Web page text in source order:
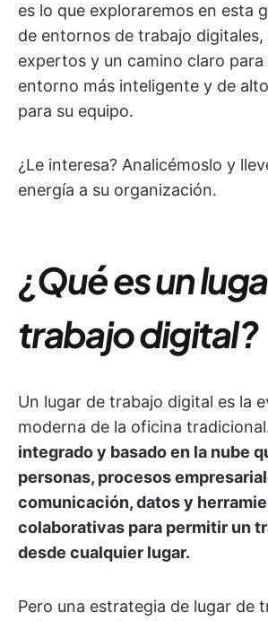
es lo que exploraremos en esta
de entornos de trabajo digitales,
expertos y un camino claro para
entorno más inteligente y de
para su equipo.
¿Le interesa? Analicémoslo y
energía a su organización.
¿Qué es un
trabajo digital?
Un lugar de trabajo digital es la
moderna de la oficina
integrado y basado en la nube
personas, procesos
comunicación, datos y
colaborativas para permitir un
desde cualquier lugar.
Pero una estrategia de lugar de